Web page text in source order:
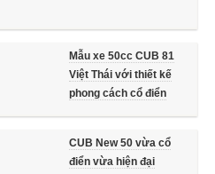
Mẫu xe 50cc CUB 81
Việt Thái với thiết kế
phong cách cổ điển
CUB New 50 vừa cổ
điển vừa hiện đại